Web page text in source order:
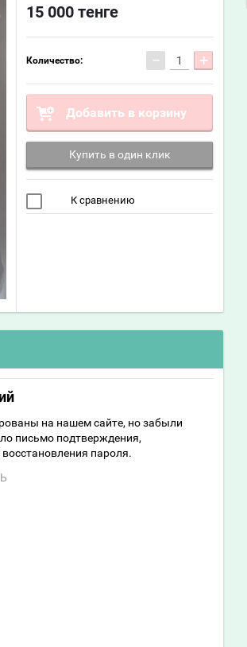
15 000 тенге
Количество: − +
Добавить в корзину
Купить в один клик
К сравнению
на нашем сайте, но забыли
письмо подтверждения,
пароля.